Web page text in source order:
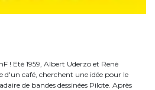
! Eté 1959, Albert Uderzo et René
d'un café, cherchent une idée pour le
de bandes dessinées Pilote. Après